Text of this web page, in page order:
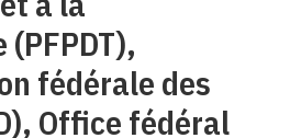
fédérale des
Office fédéral